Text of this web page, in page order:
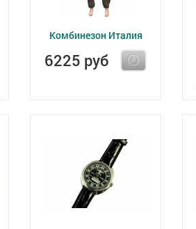
Комбинезон Италия
6225 руб